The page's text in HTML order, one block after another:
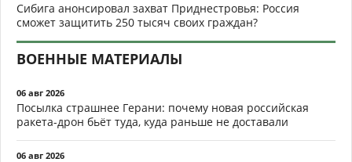
Сибига анонсировал захват Приднестровья: Россия
сможет защитить 250 тысяч своих граждан?
ВОЕННЫЕ МАТЕРИАЛЫ
06 авг 2026
Посылка страшнее Герани: почему новая российская
ракета-дрон бьёт туда, куда раньше не доставали
06 авг 2026